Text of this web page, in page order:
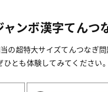
ンボ漢字てんつ
の超特大サイズてんつなぎ問
とも体験してみてください。